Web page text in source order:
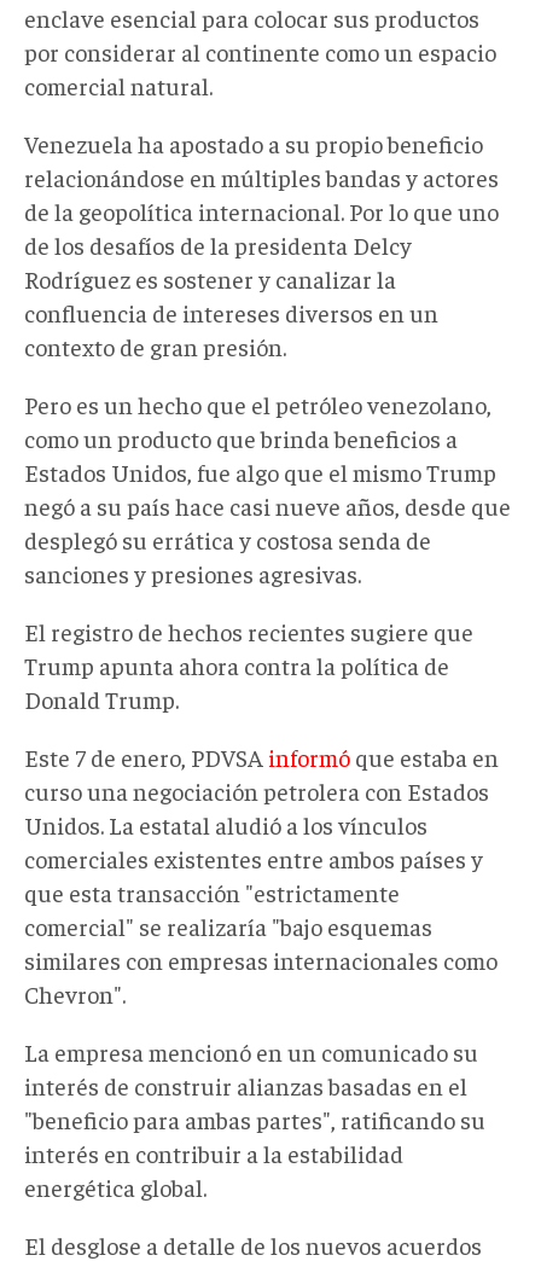
enclave esencial para colocar sus productos
por considerar al continente como un espacio
comercial natural.
Venezuela ha apostado a su propio beneficio
relacionándose en múltiples bandas y actores
de la geopolítica internacional. Por lo que uno
de los desafíos de la presidenta Delcy
Rodríguez es sostener y canalizar la
confluencia de intereses diversos en un
contexto de gran presión.
Pero es un hecho que el petróleo venezolano,
como un producto que brinda beneficios a
Estados Unidos, fue algo que el mismo Trump
negó a su país hace casi nueve años, desde que
desplegó su errática y costosa senda de
sanciones y presiones agresivas.
El registro de hechos recientes sugiere que
Trump apunta ahora contra la política de
Donald Trump.
Este 7 de enero, PDVSA informó que estaba en
curso una negociación petrolera con Estados
Unidos. La estatal aludió a los vínculos
comerciales existentes entre ambos países y
que esta transacción "estrictamente
comercial" se realizaría "bajo esquemas
similares con empresas internacionales como
Chevron".
La empresa mencionó en un comunicado su
interés de construir alianzas basadas en el
"beneficio para ambas partes", ratificando su
interés en contribuir a la estabilidad
energética global.
El desglose a detalle de los nuevos acuerdos